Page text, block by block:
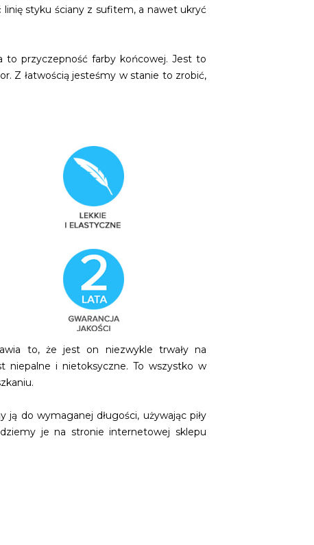
styku ściany z sufitem, a nawet ukryć
to przyczepność farby końcowej. Jest to
Z łatwością jesteśmy w stanie to zrobić,
to, że jest on niezwykle trwały na
niepalne i nietoksyczne. To wszystko w
do wymaganej długości, używając piły
je na stronie internetowej sklepu